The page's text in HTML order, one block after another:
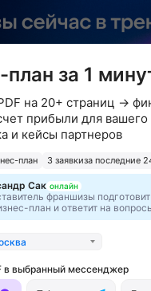
зарабатывать
150 000 ₽ в месяц
коррекции фигуры
эпиляции 150
план за 1
на 20+ страниц →
прибыли для вашего
и кейсы партнеров
план 3 заявкиза последние
Сак онлайн
франшизы
план и ответит на
в выбранный мессенджер